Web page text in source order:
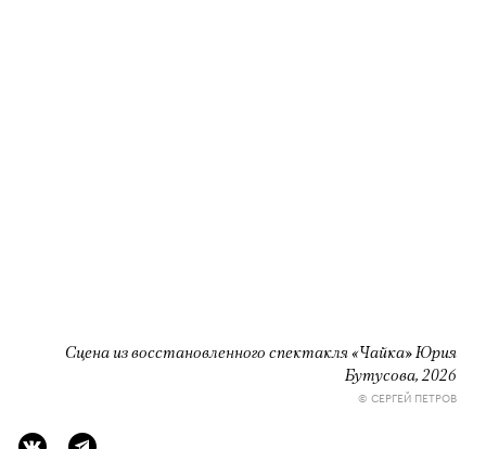
Сцена из восстановленного спектакля «Чайка» Юрия
Бутусова, 2026
© СЕРГЕЙ ПЕТРОВ